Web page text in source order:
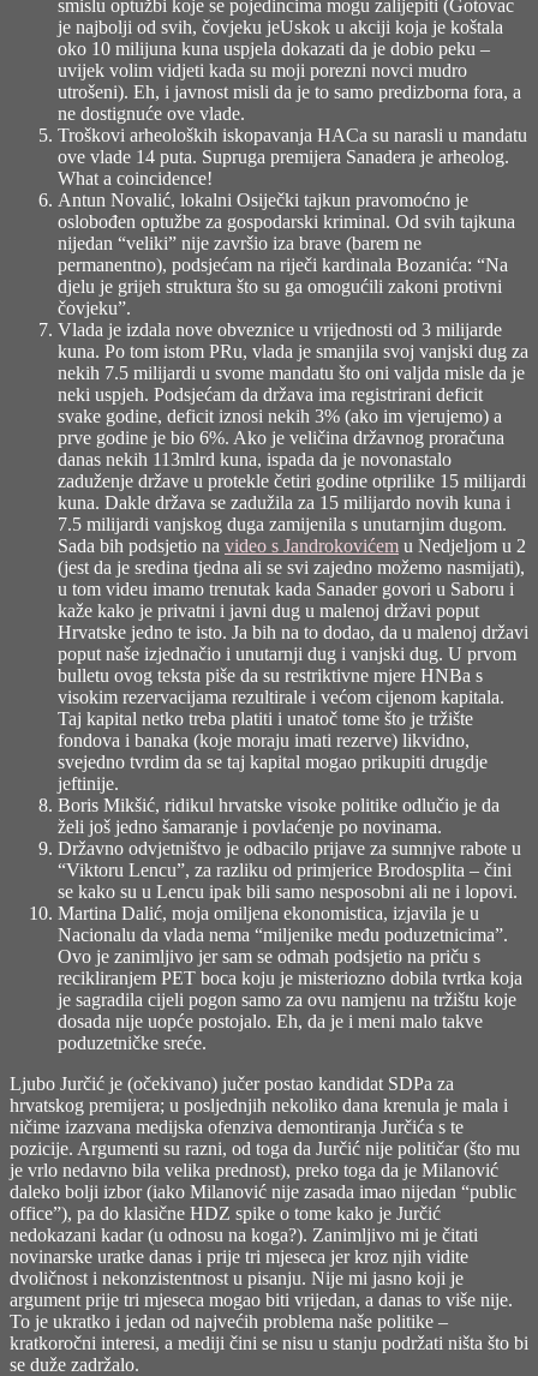
smislu optužbi koje se pojedincima mogu zalijepiti (Gotovac
je najbolji od svih, čovjeku jeUskok u akciji koja je koštala
oko 10 milijuna kuna uspjela dokazati da je dobio peku –
uvijek volim vidjeti kada su moji porezni novci mudro
utrošeni). Eh, i javnost misli da je to samo predizborna fora, a
ne dostignuće ove vlade.
Troškovi arheoloških iskopavanja HACa su narasli u mandatu
ove vlade 14 puta. Supruga premijera Sanadera je arheolog.
What a coincidence!
Antun Novalić, lokalni Osiječki tajkun pravomoćno je
oslobođen optužbe za gospodarski kriminal. Od svih tajkuna
nijedan “veliki” nije završio iza brave (barem ne
permanentno), podsjećam na riječi kardinala Bozanića: “Na
djelu je grijeh struktura što su ga omogućili zakoni protivni
čovjeku”.
Vlada je izdala nove obveznice u vrijednosti od 3 milijarde
kuna. Po tom istom PRu, vlada je smanjila svoj vanjski dug za
nekih 7.5 milijardi u svome mandatu što oni valjda misle da je
neki uspjeh. Podsjećam da država ima registrirani deficit
svake godine, deficit iznosi nekih 3% (ako im vjerujemo) a
prve godine je bio 6%. Ako je veličina državnog proračuna
danas nekih 113mlrd kuna, ispada da je novonastalo
zaduženje države u protekle četiri godine otprilike 15 milijardi
kuna. Dakle država se zadužila za 15 milijardo novih kuna i
7.5 milijardi vanjskog duga zamijenila s unutarnjim dugom.
Sada bih podsjetio na video s Jandrokovićem u Nedjeljom u 2
(jest da je sredina tjedna ali se svi zajedno možemo nasmijati),
u tom videu imamo trenutak kada Sanader govori u Saboru i
kaže kako je privatni i javni dug u malenoj državi poput
Hrvatske jedno te isto. Ja bih na to dodao, da u malenoj državi
poput naše izjednačio i unutarnji dug i vanjski dug. U prvom
bulletu ovog teksta piše da su restriktivne mjere HNBa s
visokim rezervacijama rezultirale i većom cijenom kapitala.
Taj kapital netko treba platiti i unatoč tome što je tržište
fondova i banaka (koje moraju imati rezerve) likvidno,
svejedno tvrdim da se taj kapital mogao prikupiti drugdje
jeftinije.
Boris Mikšić, ridikul hrvatske visoke politike odlučio je da
želi još jedno šamaranje i povlaćenje po novinama.
Državno odvjetništvo je odbacilo prijave za sumnjve rabote u
“Viktoru Lencu”, za razliku od primjerice Brodosplita – čini
se kako su u Lencu ipak bili samo nesposobni ali ne i lopovi.
Martina Dalić, moja omiljena ekonomistica, izjavila je u
Nacionalu da vlada nema “miljenike među poduzetnicima”.
Ovo je zanimljivo jer sam se odmah podsjetio na priču s
recikliranjem PET boca koju je misteriozno dobila tvrtka koja
je sagradila cijeli pogon samo za ovu namjenu na tržištu koje
dosada nije uopće postojalo. Eh, da je i meni malo takve
poduzetničke sreće.
Ljubo Jurčić je (očekivano) jučer postao kandidat SDPa za
hrvatskog premijera; u posljednjih nekoliko dana krenula je mala i
ničime izazvana medijska ofenziva demontiranja Jurčića s te
pozicije. Argumenti su razni, od toga da Jurčić nije političar (što mu
je vrlo nedavno bila velika prednost), preko toga da je Milanović
daleko bolji izbor (iako Milanović nije zasada imao nijedan “public
office”), pa do klasične HDZ spike o tome kako je Jurčić
nedokazani kadar (u odnosu na koga?). Zanimljivo mi je čitati
novinarske uratke danas i prije tri mjeseca jer kroz njih vidite
dvoličnost i nekonzistentnost u pisanju. Nije mi jasno koji je
argument prije tri mjeseca mogao biti vrijedan, a danas to više nije.
To je ukratko i jedan od najvećih problema naše politike –
kratkoročni interesi, a mediji čini se nisu u stanju podržati ništa što bi
se duže zadržalo.